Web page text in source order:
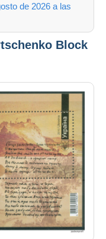
de 2026 a las
Block